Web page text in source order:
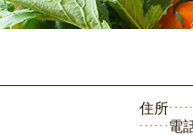
住所
電